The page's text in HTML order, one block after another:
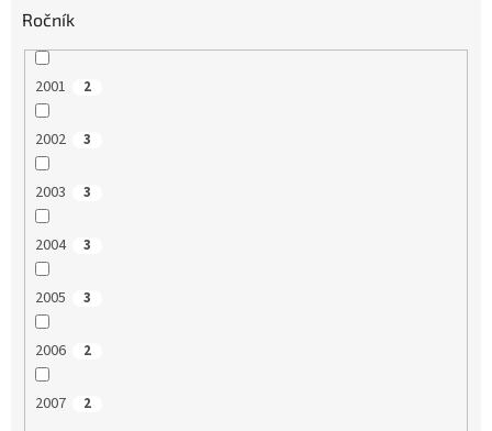
Ročník
2001 2
2002 3
2003 3
2004 3
2005 3
2006 2
2007 2